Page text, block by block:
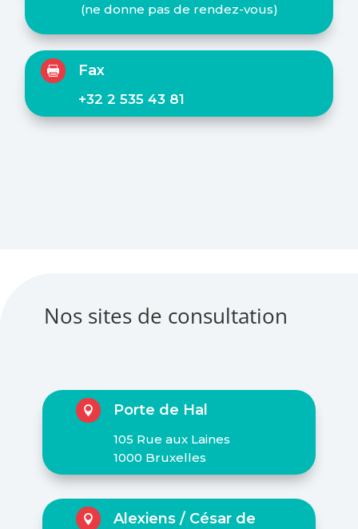
(ne donne pas de rendez-vous)
 Fax
+32 2 535 43 81
Nos sites de consultation
 Porte de Hal
105 Rue aux Laines
1000 Bruxelles

Alexiens / César de